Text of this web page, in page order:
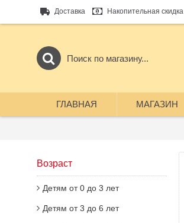
Доставка Накопительная скидка
ГЛАВНАЯ МАГАЗИН
Возраст
Детям от 0 до 3 лет
Детям от 3 до 6 лет